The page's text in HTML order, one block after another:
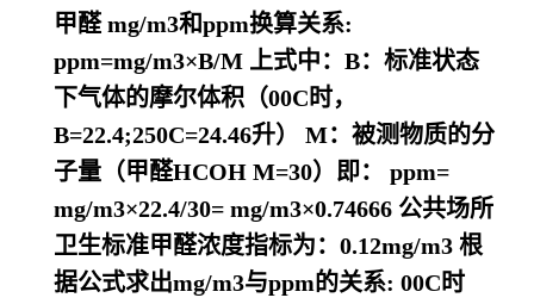
甲醛 mg/m3和ppm换算关系:
ppm=mg/m3×B/M 上式中：B：标准状态
下气体的摩尔体积（00C时，
B=22.4;250C=24.46升） M：被测物质的分
子量（甲醛HCOH M=30）即： ppm=
mg/m3×22.4/30= mg/m3×0.74666 公共场所
卫生标准甲醛浓度指标为：0.12mg/m3 根
据公式求出mg/m3与ppm的关系: 00C时